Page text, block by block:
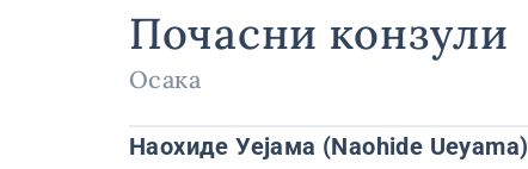
Почасни конзули
Осака
Наохиде Уејама (Naohide Ueyama)